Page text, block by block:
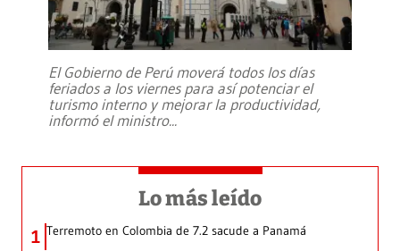
El Gobierno de Perú moverá todos los días
feriados a los viernes para así potenciar el
turismo interno y mejorar la productividad,
informó el ministro...
Lo más leído
1 Terremoto en Colombia de 7.2 sacude a Panamá